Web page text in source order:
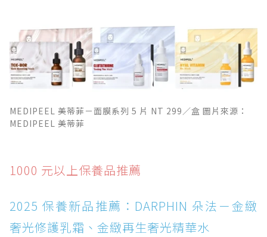
MEDIPEEL 美蒂菲－面膜系列 5 片 NT 299／盒 圖片來源：
MEDIPEEL 美蒂菲
1000 元以上保養品推薦
2025 保養新品推薦：DARPHIN 朵法－金緻
奢光修護乳霜、金緻再生奢光精華水